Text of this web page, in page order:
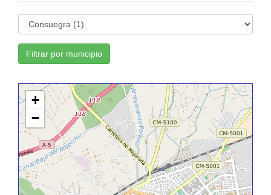
Filtrar por municipio
+
−